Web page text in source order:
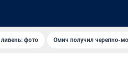
фото Омич получил черепно-